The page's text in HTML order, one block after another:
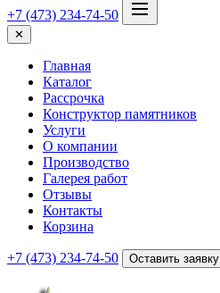
+7 (473) 234-74-50
✕
Главная
Каталог
Рассрочка
Конструктор памятников
Услуги
О компании
Производство
Галерея работ
Отзывы
Контакты
Корзина
+7 (473) 234-74-50 Оставить заявку